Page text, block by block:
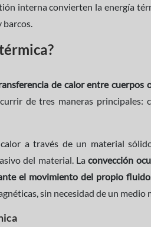
interna convierten la energía
de calor entre cuerpos
de tres maneras principales:
a través de un material
del material. Laconvección
el movimiento del propio
sin necesidad de un medio